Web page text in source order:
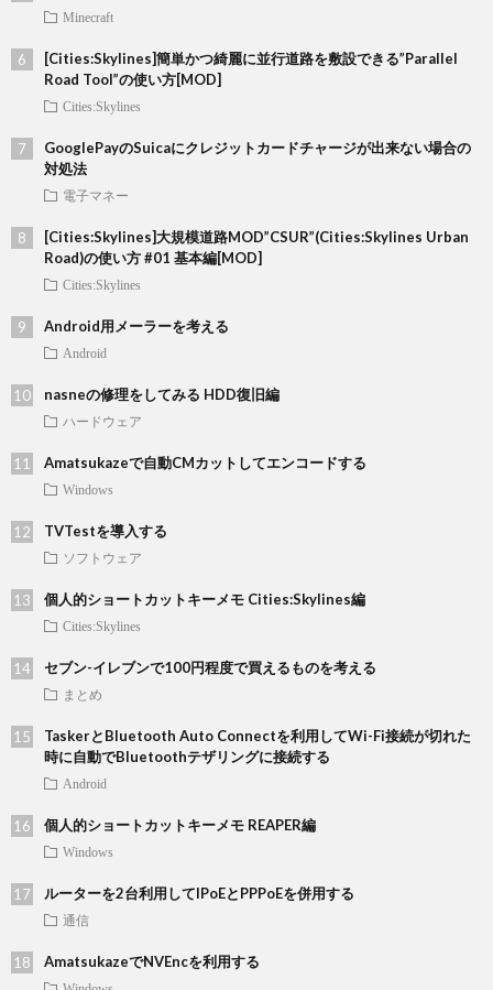
Minecraft
[Cities:Skylines]簡単かつ綺麗に並行道路を敷設できる”Parallel
Road Tool”の使い方[MOD]
Cities:Skylines
GooglePayのSuicaにクレジットカードチャージが出来ない場合の
対処法
電子マネー
[Cities:Skylines]大規模道路MOD”CSUR”(Cities:Skylines Urban
Road)の使い方 #01 基本編[MOD]
Cities:Skylines
Android用メーラーを考える
Android
nasneの修理をしてみる HDD復旧編
ハードウェア
Amatsukazeで自動CMカットしてエンコードする
Windows
TVTestを導入する
ソフトウェア
個人的ショートカットキーメモ Cities:Skylines編
Cities:Skylines
セブン-イレブンで100円程度で買えるものを考える
まとめ
TaskerとBluetooth Auto Connectを利用してWi-Fi接続が切れた
時に自動でBluetoothテザリングに接続する
Android
個人的ショートカットキーメモ REAPER編
Windows
ルーターを2台利用してIPoEとPPPoEを併用する
通信
AmatsukazeでNVEncを利用する